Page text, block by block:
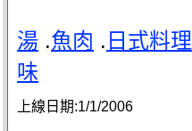
湯 .魚肉 . 日式料理
味
上線日期:1/1/2006